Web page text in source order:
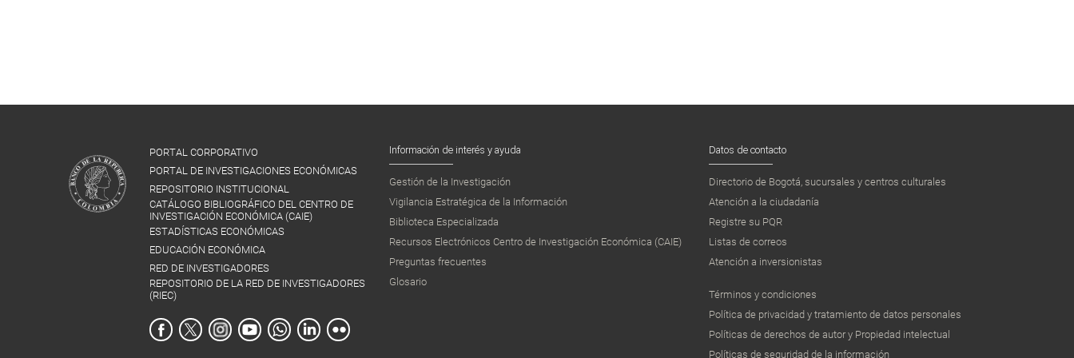
PORTAL CORPORATIVO
PORTAL DE INVESTIGACIONES ECONÓMICAS
REPOSITORIO INSTITUCIONAL
CATÁLOGO BIBLIOGRÁFICO DEL CENTRO DE
INVESTIGACIÓN ECONÓMICA (CAIE)
ESTADÍSTICAS ECONÓMICAS
EDUCACIÓN ECONÓMICA
RED DE INVESTIGADORES
REPOSITORIO DE LA RED DE INVESTIGADORES
(RIEC)
Información de interés y ayuda
Gestión de la Investigación
Vigilancia Estratégica de la Información
Biblioteca Especializada
Recursos Electrónicos Centro de Investigación Económica (CAIE)
Preguntas frecuentes
Glosario
Datos de contacto
Directorio de Bogotá, sucursales y centros culturales
Atención a la ciudadanía
Registre su PQR
Listas de correos
Atención a inversionistas
Términos y condiciones
Política de privacidad y tratamiento de datos personales
Políticas de derechos de autor y Propiedad intelectual
Políticas de seguridad de la información